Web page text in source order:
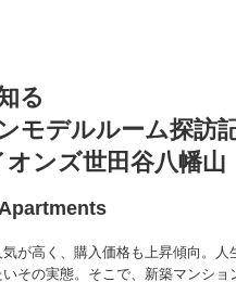
る
モデルルーム探訪
ンズ世田谷八幡山
が高く、購入価格も上昇傾向。
その実態。そこで、新築マンシ